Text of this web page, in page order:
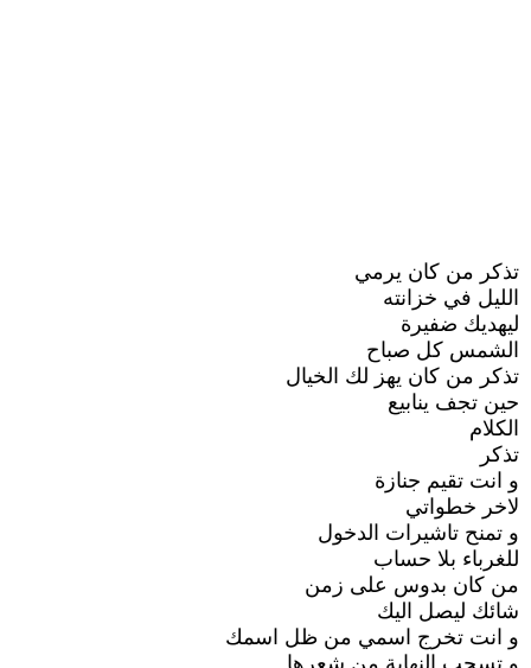
تذكر من كان يرمي
الليل في خزانته
ليهديك ضفيرة
الشمس كل صباح
تذكر من كان يهز لك الخيال
حين تجف ينابيع
الكلام
تذكر
و انت تقيم جنازة
لاخر خطواتي
و تمنح تاشيرات الدخول
للغرباء بلا حساب
من كان بدوس على زمن
شائك ليصل اليك
و انت تخرج اسمي من ظل اسمك